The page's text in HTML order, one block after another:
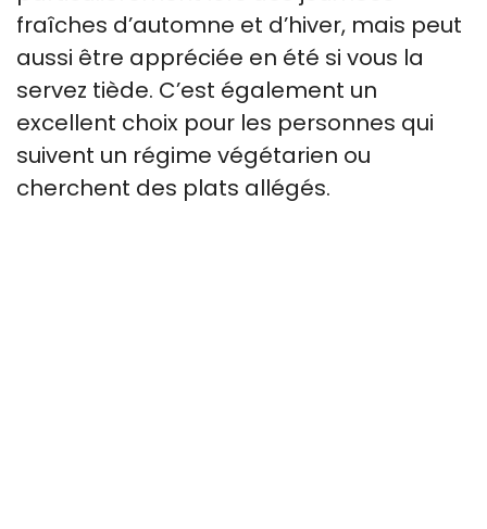
fraîches d’automne et d’hiver, mais peut
aussi être appréciée en été si vous la
servez tiède. C’est également un
excellent choix pour les personnes qui
suivent un régime végétarien ou
cherchent des plats allégés.